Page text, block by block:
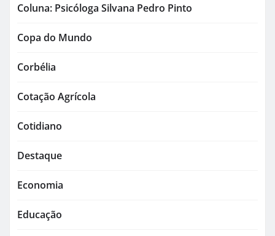
Coluna: Psicóloga Silvana Pedro Pinto
Copa do Mundo
Corbélia
Cotação Agrícola
Cotidiano
Destaque
Economia
Educação